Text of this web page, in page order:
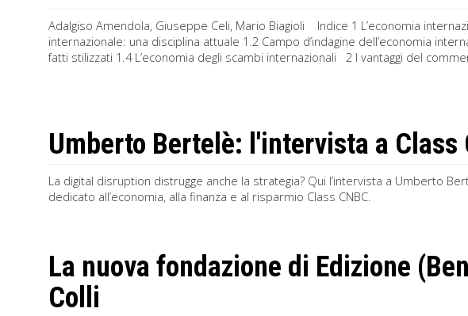
Adalgiso Amendola, Giuseppe Celi, Mario Biagioli Indice 1 L’economia
internazionale: una disciplina attuale 1.2 Campo d’indagine dell’economia
fatti stilizzati 1.4 L’economia degli scambi internazionali 2 I vantaggi del
Umberto Bertelè: l'intervista a Class
La digital disruption distrugge anche la strategia? Qui l’intervista a Umberto
dedicato all’economia, alla finanza e al risparmio Class CNBC.
La nuova fondazione di Edizione
Colli